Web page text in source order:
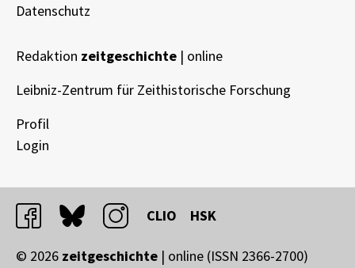
Datenschutz
Redaktion zeitgeschichte | online
Leibniz-Zentrum für Zeithistorische Forschung
Profil
Login
facebookbluesky instagram
CLIO HSK
© 2026 zeitgeschichte | online (ISSN 2366-2700)